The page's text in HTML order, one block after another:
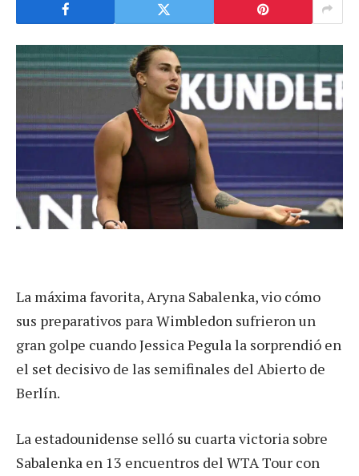
La máxima favorita, Aryna Sabalenka, vio cómo
sus preparativos para Wimbledon sufrieron un
gran golpe cuando Jessica Pegula la sorprendió en
el set decisivo de las semifinales del Abierto de
Berlín.
La estadounidense selló su cuarta victoria sobre
Sabalenka en 13 encuentros del WTA Tour con